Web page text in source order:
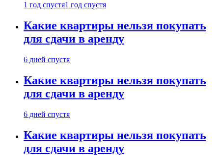
1 год спустя1 год спустя
Какие квартиры нельзя покупать
для сдачи в аренду
6 дней спустя
Какие квартиры нельзя покупать
для сдачи в аренду
6 дней спустя
Какие квартиры нельзя покупать
для сдачи в аренду